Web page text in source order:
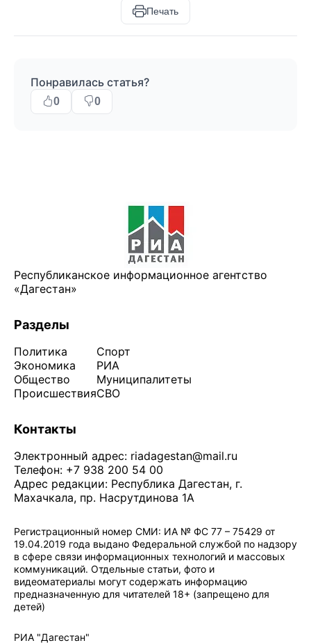
Печать
Понравилась статья?
0 0
Республиканское информационное агентство
«Дагестан»
Разделы
Политика
Экономика
Общество
Происшествия
Спорт
РИА
Муниципалитеты
СВО
Контакты
Электронный адрес: riadagestan@mail.ru
Телефон: +7 938 200 54 00
Адрес редакции: Республика Дагестан, г.
Махачкала, пр. Насрутдинова 1А
Регистрационный номер СМИ: ИА № ФС 77 – 75429 от
19.04.2019 года выдано Федеральной службой по надзору
в сфере связи информационных технологий и массовых
коммуникаций. Отдельные статьи, фото и
видеоматериалы могут содержать информацию
предназначенную для читателей 18+ (запрещено для
детей)
РИА "Дагестан"